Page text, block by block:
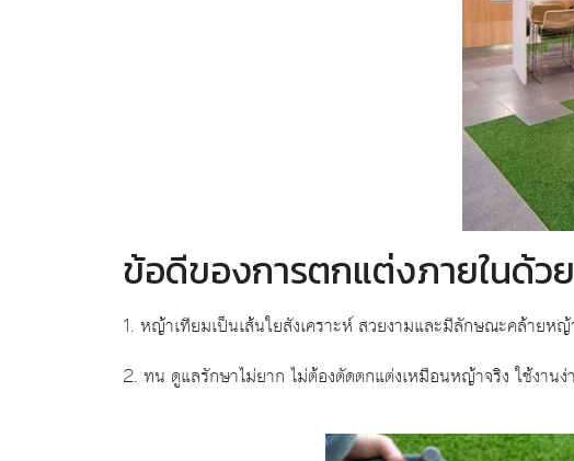
ข้อดีของการตกแต่งภายในด้ว
1. หญ้าเทียมเป็นเส้นใยสังเคราะห์ สวยงามและมีลักษณะคล้ายห
2. ทน ดูแลรักษาไม่ยาก ไม่ต้องตัดตกแต่งเหมือนหญ้าจริง ใช้งาน